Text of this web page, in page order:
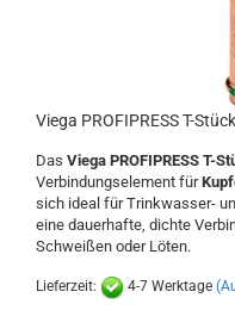
Viega PROFIPRESS T-
Das Viega PROFIPRESS T-
Verbindungselement für
sich ideal für Trinkwasser-
eine dauerhafte, dichte
Schweißen oder Löten.
Lieferzeit: 4-7 Werktage